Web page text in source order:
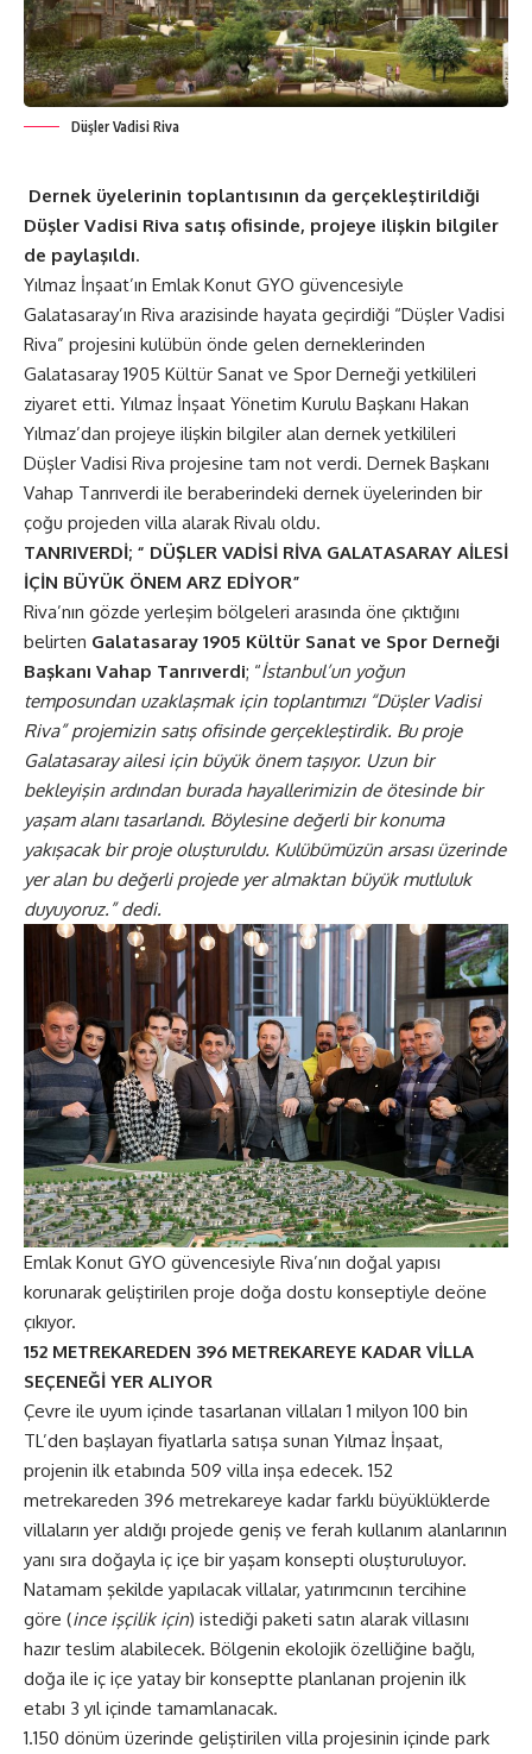
Düşler Vadisi Riva
Dernek üyelerinin toplantısının da gerçekleştirildiği
Düşler Vadisi Riva satış ofisinde, projeye ilişkin bilgiler
de paylaşıldı.
Yılmaz İnşaat’ın Emlak Konut GYO güvencesiyle
Galatasaray’ın Riva arazisinde hayata geçirdiği “Düşler Vadisi
Riva” projesini kulübün önde gelen derneklerinden
Galatasaray 1905 Kültür Sanat ve Spor Derneği yetkilileri
ziyaret etti. Yılmaz İnşaat Yönetim Kurulu Başkanı Hakan
Yılmaz’dan projeye ilişkin bilgiler alan dernek yetkilileri
Düşler Vadisi Riva projesine tam not verdi. Dernek Başkanı
Vahap Tanrıverdi ile beraberindeki dernek üyelerinden bir
çoğu projeden villa alarak Rivalı oldu.
TANRIVERDİ; “ DÜŞLER VADİSİ RİVA GALATASARAY AİLESİ
İÇİN BÜYÜK ÖNEM ARZ EDİYOR”
Riva’nın gözde yerleşim bölgeleri arasında öne çıktığını
belirten Galatasaray 1905 Kültür Sanat ve Spor Derneği
Başkanı Vahap Tanrıverdi; “İstanbul’un yoğun
temposundan uzaklaşmak için toplantımızı“Düşler Vadisi
Riva” projemizin satış ofisinde gerçekleştirdik. Bu proje
Galatasaray ailesi için büyük önem taşıyor. Uzun bir
bekleyişin ardından burada hayallerimizin de ötesinde bir
yaşam alanı tasarlandı. Böylesine değerli bir konuma
yakışacak bir proje oluşturuldu. Kulübümüzün arsası üzerinde
yer alan bu değerli projede yer almaktan büyük mutluluk
duyuyoruz.” dedi.
Emlak Konut GYO güvencesiyle Riva’nın doğal yapısı
korunarak geliştirilen proje doğa dostu konseptiyle deöne
çıkıyor.
152 METREKAREDEN 396 METREKAREYE KADAR VİLLA
SEÇENEĞİ YER ALIYOR
Çevre ile uyum içinde tasarlanan villaları 1 milyon 100 bin
TL’den başlayan fiyatlarla satışa sunan Yılmaz İnşaat,
projenin ilk etabında 509 villa inşa edecek. 152
metrekareden 396 metrekareye kadar farklı büyüklüklerde
villaların yer aldığı projede geniş ve ferah kullanım alanlarının
yanı sıra doğayla iç içe bir yaşam konsepti oluşturuluyor.
Natamam şekilde yapılacak villalar, yatırımcının tercihine
göre (ince işçilik için) istediği paketi satın alarak villasını
hazır teslim alabilecek. Bölgenin ekolojik özelliğine bağlı,
doğa ile iç içe yatay bir konseptte planlanan projenin ilk
etabı 3 yıl içinde tamamlanacak.
1.150 dönüm üzerinde geliştirilen villa projesinin içinde park